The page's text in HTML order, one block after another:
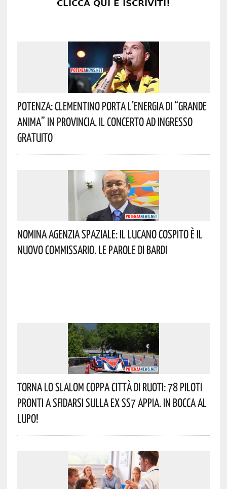
Potenza: Clementino Porta L’energia Di “Grande
Anima” In Provincia. Il Concerto Ad Ingresso
Gratuito
Nomina Agenzia Spaziale: Il Lucano Cospito È Il
Nuovo Commissario. Le Parole Di Bardi
Torna Lo Slalom Coppa Città Di Ruoti: 78 Piloti
Pronti A Sfidarsi Sulla Ex SS7 Appia. In Bocca Al
Lupo!